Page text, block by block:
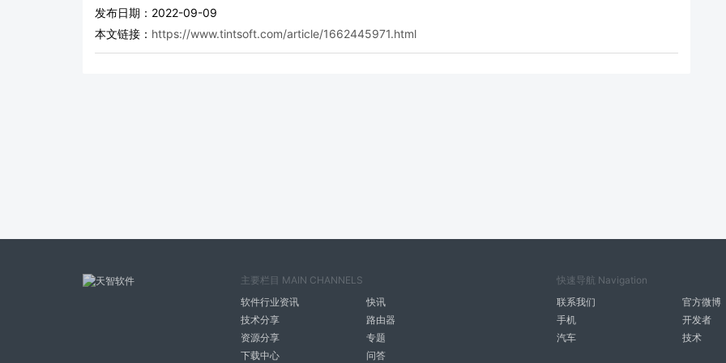
发布日期：2022-09-09
本文链接： https://www.tintsoft.com/article/1662445971.html
主要栏目 MAIN CHANNELS
软件行业资讯
快讯
技术分享
路由器
资源分享
专题
下载中心
问答
快速导航 Navigation
联系我们
官方微博
手机
开发者
汽车
技术